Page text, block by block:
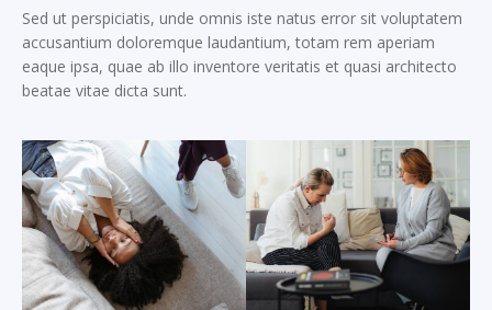
Sed ut perspiciatis, unde omnis iste natus error sit voluptatem
accusantium doloremque laudantium, totam rem aperiam
eaque ipsa, quae ab illo inventore veritatis et quasi architecto
beatae vitae dicta sunt.